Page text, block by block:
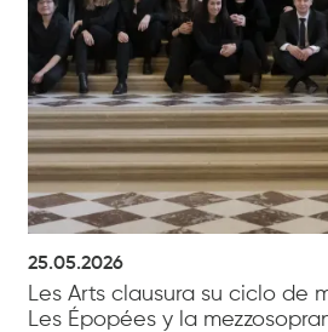
25.05.2026
Les Arts clausura su ciclo de
Les Épopées y la